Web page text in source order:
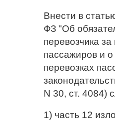
Внести в
ФЗ "Об
перевозчика
пассажиров и
перевозках
N 30, ст. 4084)
1) часть 12